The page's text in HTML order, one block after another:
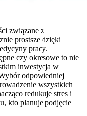
związane z
prostsze dzięki
pracy.
czy okresowe to nie
inwestycja w
odpowiedniej
wszystkich
redukuje stres i
kto planuje podjęcie